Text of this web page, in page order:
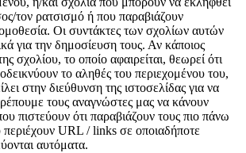
τον ρατσισμό ή που παραβιάζουν
Οι συντάκτες των σχολίων αυτών
για την δημοσίευση τους. Αν κάποιος
σχολίου, το οποίο αφαιρείται, θεωρεί ότι
το αληθές του περιεχομένου του,
στην διεύθυνση της ιστοσελίδας για να
τους αναγνώστες μας να κάνουν
πιστεύουν ότι παραβιάζουν τους πιο πάνω
περιέχουν URL / links σε οποιαδήποτε
αυτόματα.